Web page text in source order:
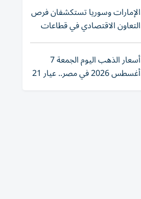
الإمارات وسوريا تستكشفان فرص
التعاون الاقتصادي في قطاعات
حيوية
أسعار الذهب اليوم الجمعة 7
أغسطس 2026 في مصر.. عيار 21